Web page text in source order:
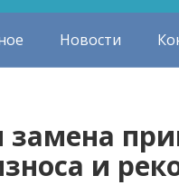
Новости
замена
и